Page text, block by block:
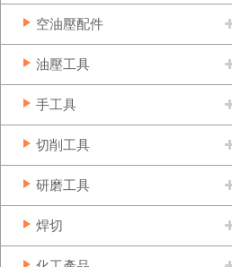
空油壓配件
油壓工具
手工具
切削工具
研磨工具
焊切